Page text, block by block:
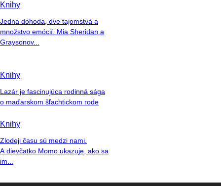
Knihy
Jedna dohoda, dve tajomstvá a
množstvo emócií. Mia Sheridan a
Graysonov...
Knihy
Lazár je fascinujúca rodinná sága
o maďarskom šľachtickom rode
Knihy
Zlodeji času sú medzi nami.
A dievčatko Momo ukazuje, ako sa
im...